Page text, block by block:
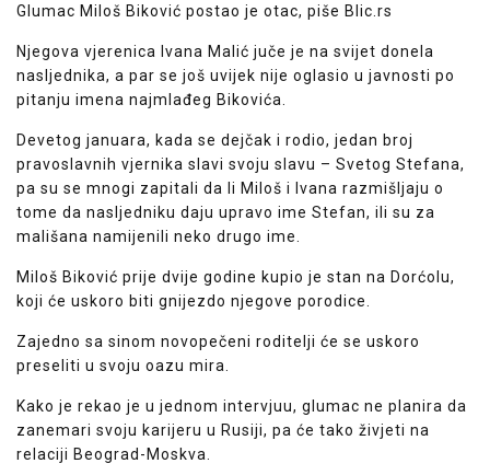
Glumac Miloš Biković postao je otac, piše Blic.rs
Njegova vjerenica Ivana Malić juče je na svijet donela
nasljednika, a par se još uvijek nije oglasio u javnosti po
pitanju imena najmlađeg Bikovića.
Devetog januara, kada se dejčak i rodio, jedan broj
pravoslavnih vjernika slavi svoju slavu – Svetog Stefana,
pa su se mnogi zapitali da li Miloš i Ivana razmišljaju o
tome da nasljedniku daju upravo ime Stefan, ili su za
mališana namijenili neko drugo ime.
Miloš Biković prije dvije godine kupio je stan na Dorćolu,
koji će uskoro biti gnijezdo njegove porodice.
Zajedno sa sinom novopečeni roditelji će se uskoro
preseliti u svoju oazu mira.
Kako je rekao je u jednom intervjuu, glumac ne planira da
zanemari svoju karijeru u Rusiji, pa će tako živjeti na
relaciji Beograd-Moskva.